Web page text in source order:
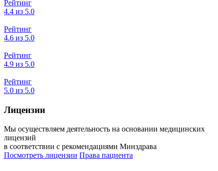
Рейтинг
4.4 из 5.0
Рейтинг
4.6 из 5.0
Рейтинг
4.9 из 5.0
Рейтинг
5.0 из 5.0
Лицензии
Мы осуществляем деятельность на основании медицинских
лицензий
в соответствии с рекомендациями Минздрава
Посмотреть лицензии Права пациента